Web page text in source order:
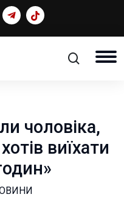
чоловіка,
виїхати